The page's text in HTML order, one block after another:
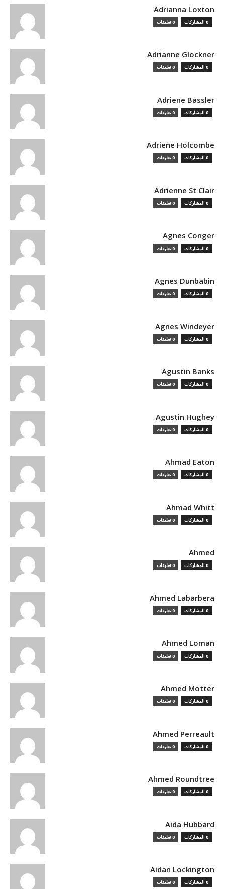
Adrianna Loxton
0 المشاركات 0 تعليقات
Adrianne Glockner
0 المشاركات 0 تعليقات
Adriene Bassler
0 المشاركات 0 تعليقات
Adriene Holcombe
0 المشاركات 0 تعليقات
Adrienne St Clair
0 المشاركات 0 تعليقات
Agnes Conger
0 المشاركات 0 تعليقات
Agnes Dunbabin
0 المشاركات 0 تعليقات
Agnes Windeyer
0 المشاركات 0 تعليقات
Agustin Banks
0 المشاركات 0 تعليقات
Agustin Hughey
0 المشاركات 0 تعليقات
Ahmad Eaton
0 المشاركات 0 تعليقات
Ahmad Whitt
0 المشاركات 0 تعليقات
Ahmed
0 المشاركات 0 تعليقات
Ahmed Labarbera
0 المشاركات 0 تعليقات
Ahmed Loman
0 المشاركات 0 تعليقات
Ahmed Motter
0 المشاركات 0 تعليقات
Ahmed Perreault
0 المشاركات 0 تعليقات
Ahmed Roundtree
0 المشاركات 0 تعليقات
Aida Hubbard
0 المشاركات 0 تعليقات
Aidan Lockington
0 المشاركات 0 تعليقات